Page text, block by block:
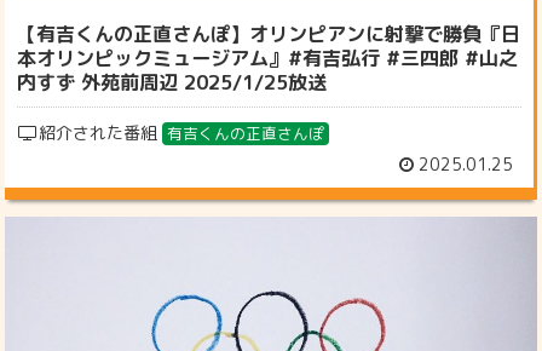
【有吉くんの正直さんぽ】オリンピアンに射撃で勝負『日
本オリンピックミュージアム』#有吉弘行 #三四郎 #山之
内すず 外苑前周辺 2025/1/25放送
紹介された番組 有吉くんの正直さんぽ
2025.01.25